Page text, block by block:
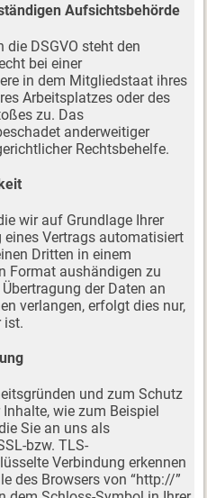
Aufsichtsbehörde
die DSGVO steht den
bei einer
in dem Mitgliedstaat ihres
Arbeitsplatzes oder des
zu. Das
anderweitiger
Rechtsbehelfe.
wir auf Grundlage Ihrer
Vertrags automatisiert
Dritten in einem
Format aushändigen zu
der Daten an
verlangen, erfolgt dies nur,
ist.
und zum Schutz
wie zum Beispiel
Sie an uns als
bzw. TLS-
Verbindung erkennen
des Browsers von “http://”